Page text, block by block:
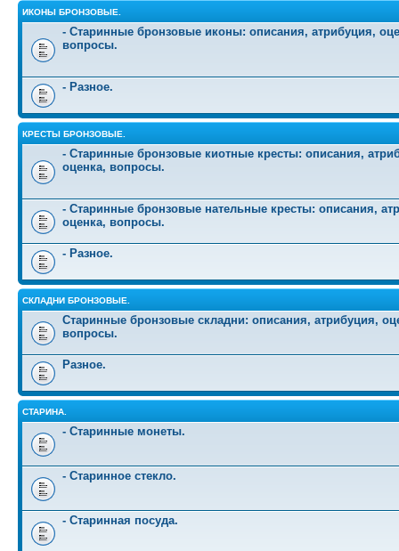
ИКОНЫ БРОНЗОВЫЕ.
- Старинные бронзовые иконы: описания, атрибуция,
вопросы.
- Разное.
КРЕСТЫ БРОНЗОВЫЕ.
- Старинные бронзовые киотные кресты: описания,
оценка, вопросы.
- Старинные бронзовые нательные кресты: описания,
оценка, вопросы.
- Разное.
СКЛАДНИ БРОНЗОВЫЕ.
Старинные бронзовые складни: описания, атрибуция,
вопросы.
Разное.
СТАРИНА.
- Старинные монеты.
- Старинное стекло.
- Старинная посуда.